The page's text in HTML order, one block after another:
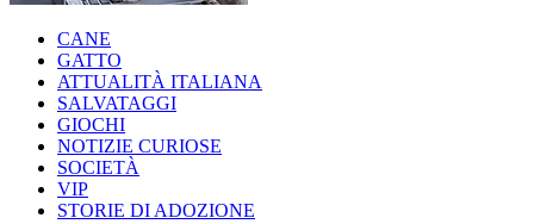
CANE
GATTO
ATTUALITÀ ITALIANA
SALVATAGGI
GIOCHI
NOTIZIE CURIOSE
SOCIETÀ
VIP
STORIE DI ADOZIONE